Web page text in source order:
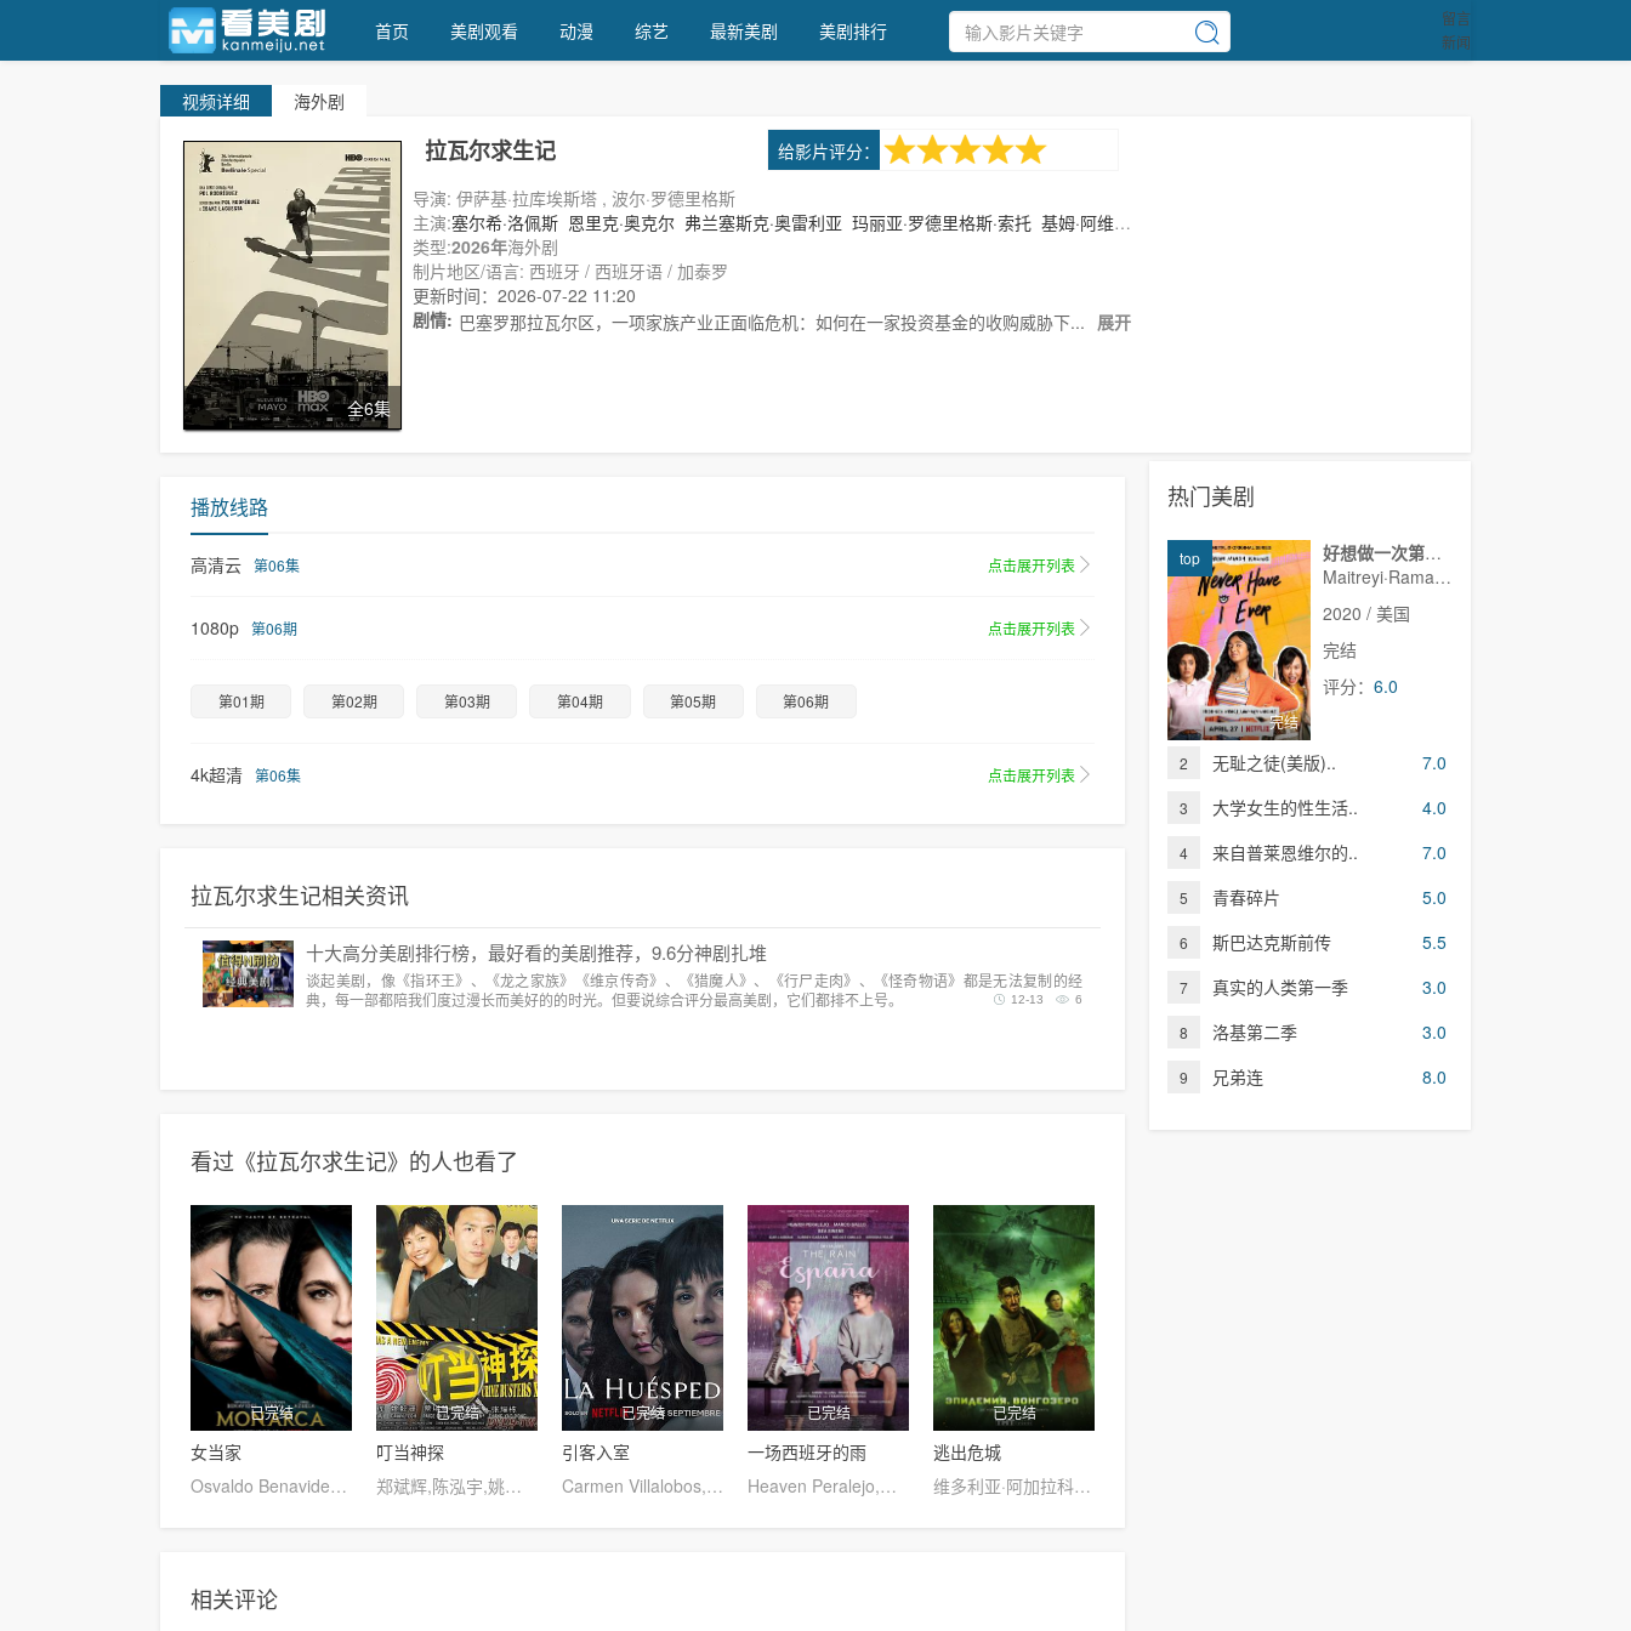
首页 美剧观看 动漫 综艺 最新美剧 美剧排行
留言
新闻
视频详细 海外剧
全6集
给影片评分：
拉瓦尔求生记
导演: 伊萨基·拉库埃斯塔 , 波尔·罗德里格斯
主演:塞尔希·洛佩斯 恩里克·奥克尔 弗兰塞斯克·奥雷利亚 玛丽亚·罗德里格斯·索托 基姆·阿维
拉 尤莎..
类型:2026年海外剧
制片地区/语言: 西班牙 / 西班牙语 / 加泰罗
更新时间：2026-07-22 11:20
剧情: 巴塞罗那拉瓦尔区，一项家族产业正面临危机：如何在一家投资基金的收购威胁下... 展开
播放线路
高清云 第06集 点击展开列表
1080p 第06期 点击展开列表
第01期 第02期 第03期 第04期 第05期 第06期
4k超清 第06集 点击展开列表
拉瓦尔求生记相关资讯
十大高分美剧排行榜，最好看的美剧推荐，9.6分神剧扎堆
谈起美剧，像《指环王》、《龙之家族》《维京传奇》、《猎魔人》、《行尸走肉》、《怪奇物语》都是无法复制的经
典，每一部都陪我们度过漫长而美好的的时光。但要说综合评分最高美剧，它们都排不上号。
6
12-13
看过《拉瓦尔求生记》的人也看了
已完结
女当家
Osvaldo Benavides,Francisco Calvillo,Gilberto Aviña Gomez,Juan Manuel Bernal,詹姆斯·海德,Alan Del Castillo,Ramón Medína,Alejandra Toussaint,艾琳·阿苏埃拉
已完结
叮当神探
郑斌辉,陈泓宇,姚懿珊
已完结
引客入室
Carmen Villalobos,Laura Londoño,Jason Day,Víctor Mallarino,胡安·费尔南多·桑切斯
已完结
一场西班牙的雨
Heaven Peralejo,马可·加洛,Bea Binene
已完结
逃出危城
维多利亚·阿加拉科娃,维克多利亚·伊萨科娃,基里尔·卡罗,迪琳·麦乐迪,玛丽安娜·斯皮瓦克,Natalya Zemtsova
相关评论
热门美剧
完结
top
好想做一次第一季
Maitreyi·Ramakrishnan,普娜·贾甘纳坦,李·罗德里格斯,Richa·Moorjani,Martin·Martinez,Benjamin·Norris,亚当·沙皮罗,雷蒙娜·杨,Christina·Kartchner,Jaren·Lewison,Jack·Seavor·McDonald,Darren·Barnet,Dino·Petrera,Aitana·Rinab,Hanna·S
2020 / 美国
完结
评分： 6.0
2 无耻之徒(美版).. 7.0
3 大学女生的性生活.. 4.0
4 来自普莱恩维尔的.. 7.0
5 青春碎片 5.0
6 斯巴达克斯前传 5.5
7 真实的人类第一季 3.0
8 洛基第二季 3.0
9 兄弟连 8.0